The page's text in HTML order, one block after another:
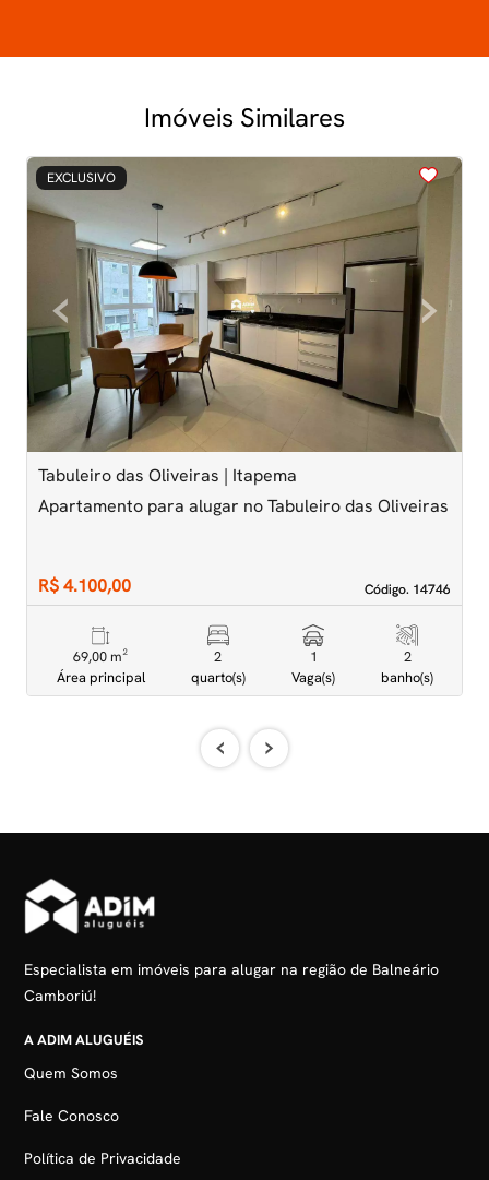
Imóveis Similares
EXCLUSIVO
<<<<
‹Previous ›Next
Tabuleiro das Oliveiras | Itapema
Código. 14746
Código. 14746
Apartamento para alugar no Tabuleiro das Oliveiras
R$ 4.100,00
69,00 m²
Área principal
2
quarto(s)
1
Vaga(s)
2
banho(s)
‹ ›
Especialista em imóveis para alugar na região de Balneário
Camboriú!
A ADIM ALUGUÉIS
Quem Somos
Fale Conosco
Política de Privacidade